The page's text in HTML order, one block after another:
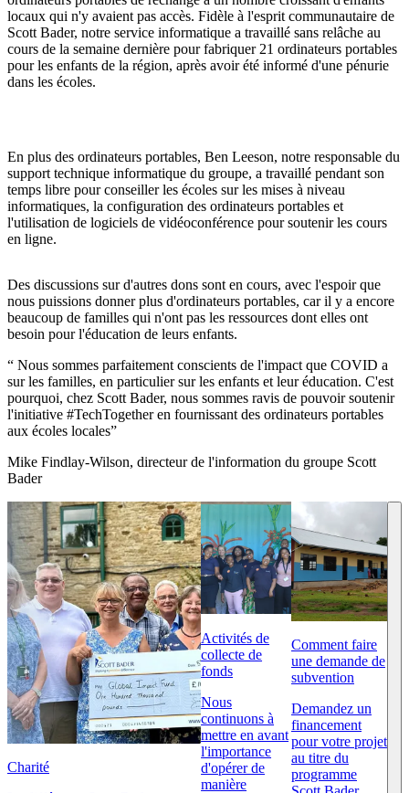
locaux qui n'y avaient pas accès. Fidèle à l'esprit communautaire de
Scott Bader, notre service informatique a travaillé sans relâche au
cours de la semaine dernière pour fabriquer 21 ordinateurs portables
pour les enfants de la région, après avoir été informé d'une pénurie
dans les écoles.
En plus des ordinateurs portables, Ben Leeson, notre responsable du
support technique informatique du groupe, a travaillé pendant son
temps libre pour conseiller les écoles sur les mises à niveau
informatiques, la configuration des ordinateurs portables et
l'utilisation de logiciels de vidéoconférence pour soutenir les cours
en ligne.
Des discussions sur d'autres dons sont en cours, avec l'espoir que
nous puissions donner plus d'ordinateurs portables, car il y a encore
beaucoup de familles qui n'ont pas les ressources dont elles ont
besoin pour l'éducation de leurs enfants.
Nous sommes parfaitement conscients de l'impact que COVID a
sur les familles, en particulier sur les enfants et leur éducation. C'est
pourquoi, chez Scott Bader, nous sommes ravis de pouvoir soutenir
l'initiative #TechTogether en fournissant des ordinateurs portables
aux écoles locales
Mike Findlay-Wilson, directeur de l'information du groupe Scott
Bader
Charité
Activités de
collecte de
fonds
Nous
continuons à
mettre en avant
l'importance
d'opérer de
manière
Comment faire
une demande de
subvention
Demandez un
financement
pour votre projet
au titre du
programme